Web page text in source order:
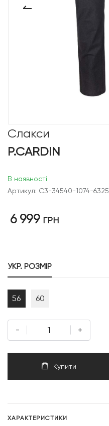
Слакси
P.CARDIN
В наявності
Артикул: C3-34540-1074-6325
6 999 ГРН
УКР. РОЗМІР
56 60
- +
Купити
ХАРАКТЕРИСТИКИ